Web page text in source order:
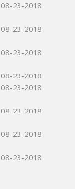
08-23-2018
08-23-2018
08-23-2018
08-23-2018
08-23-2018
08-23-2018
08-23-2018
08-23-2018